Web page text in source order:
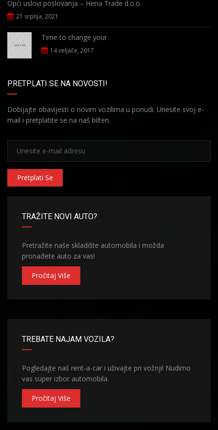
Opći uslovi poslovanja – Hena Trade d.o.o.
21 srpnja, 2021
Time to change your
14 veljače, 2017
PRETPLATI SE NA NOVOSTI!
Dobijajte obavijesti o novim vozilima u ponudi. Unesite svoj e-
mail i pretplatite se na naš bilten.
Pretplati Se
TRAŽITE NOVI AUTO?
Pretražite naše skladište automobila i možda
pronađete auto za vas!
Pročitaj Više
TREBATE NAJAM VOZILA?
Pogledajte naš rent-a-car i uživajte pri vožnji! Nudimo
vas super izbor automobila.
Pročitaj Više